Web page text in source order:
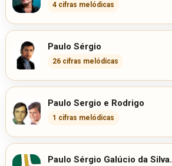
4 cifras melódicas
Paulo Sérgio
26 cifras melódicas
Paulo Sergio e Rodrigo
1 cifras melódicas
Paulo Sérgio Galúcio da Silva.